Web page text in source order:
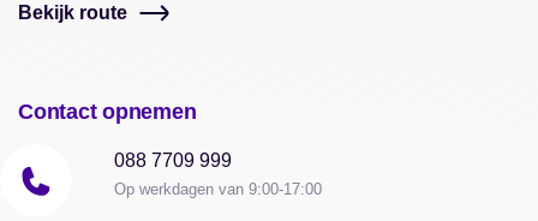
Bekijk route
Contact opnemen
088 7709 999
Op werkdagen van 9:00-17:00